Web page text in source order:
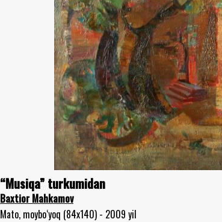
“Musiqa” turkumidan
Baxtior Mahkamov
Mato, moybo‘yoq (84x140) - 2009 yil